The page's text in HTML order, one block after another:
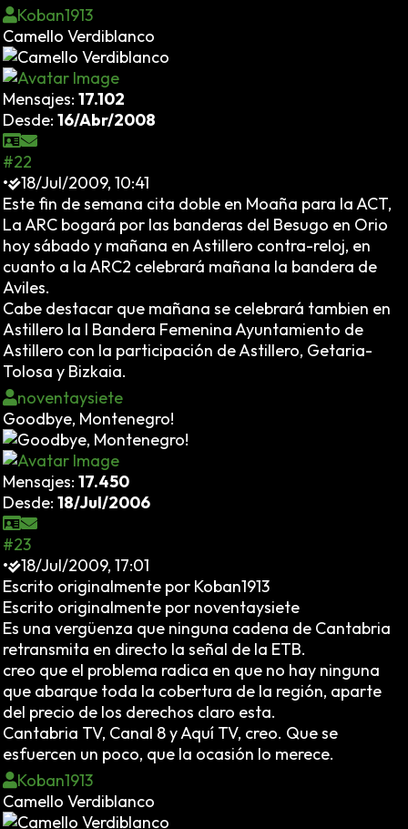
Koban1913
Camello Verdiblanco
Mensajes: 17.102
Desde: 16/Abr/2008
#22
•
18/Jul/2009, 10:41
Este fin de semana cita doble en Moaña para la ACT,
La ARC bogará por las banderas del Besugo en Orio
hoy sábado y mañana en Astillero contra-reloj, en
cuanto a la ARC2 celebrará mañana la bandera de
Aviles.
Cabe destacar que mañana se celebrará tambien en
Astillero la I Bandera Femenina Ayuntamiento de
Astillero con la participación de Astillero, Getaria-
Tolosa y Bizkaia.
noventaysiete
Goodbye, Montenegro!
Mensajes: 17.450
Desde: 18/Jul/2006
#23
•
18/Jul/2009, 17:01
Escrito originalmente por Koban1913
Escrito originalmente por noventaysiete
Es una vergüenza que ninguna cadena de Cantabria
retransmita en directo la señal de la ETB.
creo que el problema radica en que no hay ninguna
que abarque toda la cobertura de la región, aparte
del precio de los derechos claro esta.
Cantabria TV, Canal 8 y Aquí TV, creo. Que se
esfuercen un poco, que la ocasión lo merece.
Koban1913
Camello Verdiblanco